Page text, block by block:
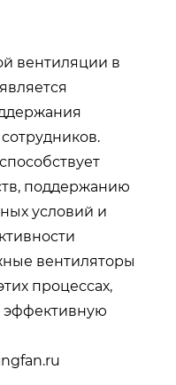
вентиляции в
поддержанию
условий и
вентиляторы
процессах,
эффективную